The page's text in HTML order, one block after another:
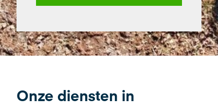
Onze diensten in